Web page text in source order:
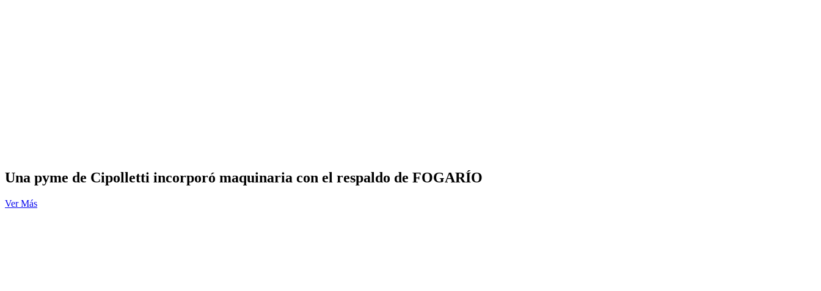
Una pyme de Cipolletti incorporó maquinaria con el respaldo de FOGARÍO
Ver Más